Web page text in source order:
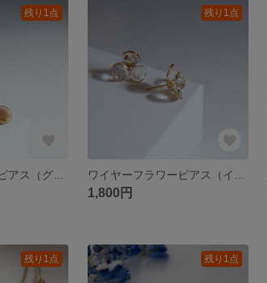
残り1点
ワイヤーフラワーピアス（グレージュ）
残り1点
1,800円
残り1点 残り1点